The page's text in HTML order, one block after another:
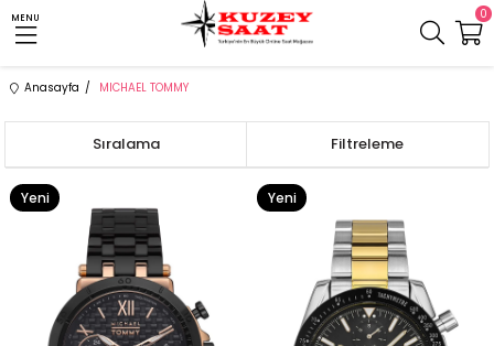
MENU 0
Anasayfa MICHAEL TOMMY
Filtreleme
Sıralama
Yeni
Yeni